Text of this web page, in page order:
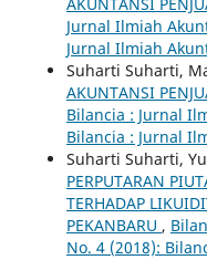
Jurnal Ilmiah
Jurnal Ilmiah
Suharti Suharti,
AKUNTANSI
Bilancia : Jurnal
Bilancia : Jurnal
Suharti Suharti,
PERPUTARAN
TERHADAP
PEKANBARU ,
No. 4 (2018):